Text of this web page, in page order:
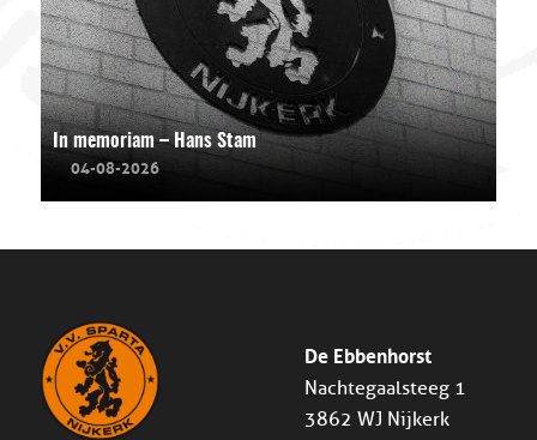
In memoriam – Hans Stam
04-08-2026
De Ebbenhorst
Nachtegaalsteeg 1
3862 WJ Nijkerk